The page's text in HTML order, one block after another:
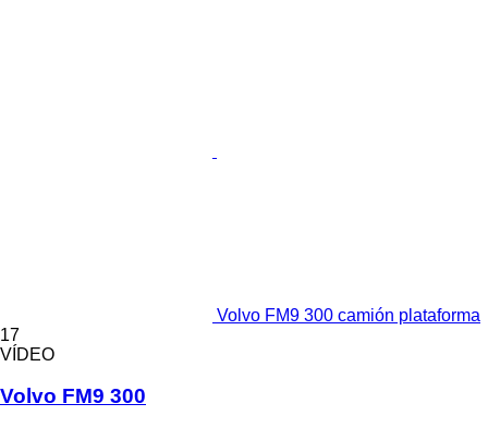
Volvo FM9 300 camión plataforma
17
VÍDEO
Volvo FM9 300